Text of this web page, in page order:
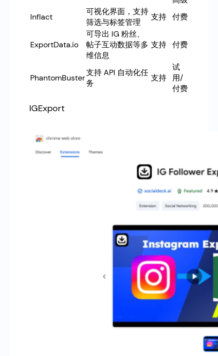
Inflact
可视化界面，支持
筛选与标签管理
支持 付费
ExportData.io
可导出 IG 粉丝、
帖子互动数据等多
维信息
支持 付费
PhantomBuster
支持 API 自动化任
务
支持
试
用/
付费
IGExport